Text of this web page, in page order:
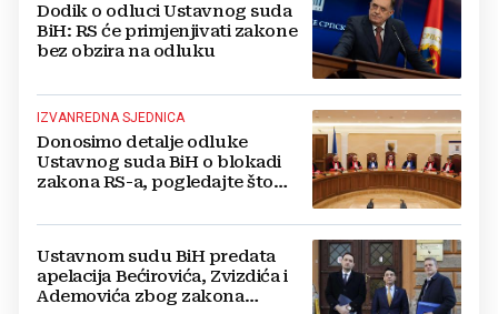
Dodik o odluci Ustavnog suda
BiH: RS će primjenjivati zakone
bez obzira na odluku
IZVANREDNA SJEDNICA
Donosimo detalje odluke
Ustavnog suda BiH o blokadi
zakona RS-a, pogledajte što
Ustavnom sudu BiH predata
apelacija Bećirovića, Zvizdića i
Ademovića zbog zakona